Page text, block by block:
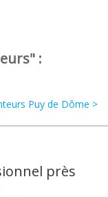
:
Puy de Dôme >
près